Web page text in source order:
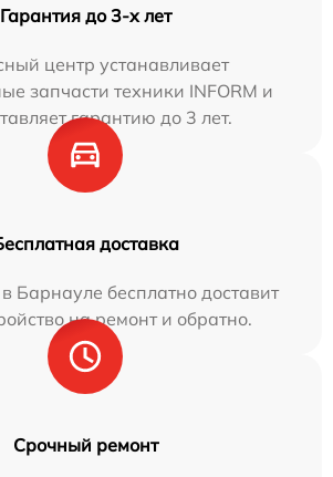
Гарантия до 3-х лет
центр устанавливает
запчасти техники INFORM и
гарантию до 3 лет.
доставка
Барнауле бесплатно доставит
на ремонт и обратно.
Срочный ремонт